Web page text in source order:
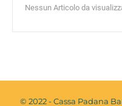
Nessun Articolo da
© 2022 - Cassa Padana